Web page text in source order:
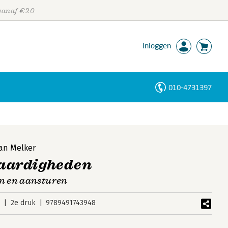
€20
Inloggen
010-4731397
Melker
en aansturen
2e druk 9789491743948
Personen